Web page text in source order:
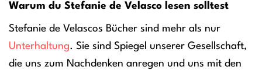
Warum du Stefanie de Velasco lesen solltest
Stefanie de Velascos Bücher sind mehr als nur
Unterhaltung. Sie sind Spiegel unserer Gesellschaft,
die uns zum Nachdenken anregen und uns mit den